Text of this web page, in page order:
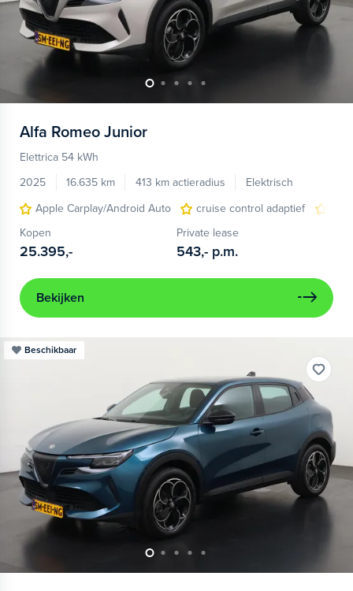
Alfa Romeo Junior
Elettrica 54 kWh
2025
16.635 km 413 km actieradius
Elektrisch
Apple Carplay/Android Auto
cruise control adaptief
Kopen
25.395,-
Private lease
543,- p.m.
Bekijken
Beschikbaar